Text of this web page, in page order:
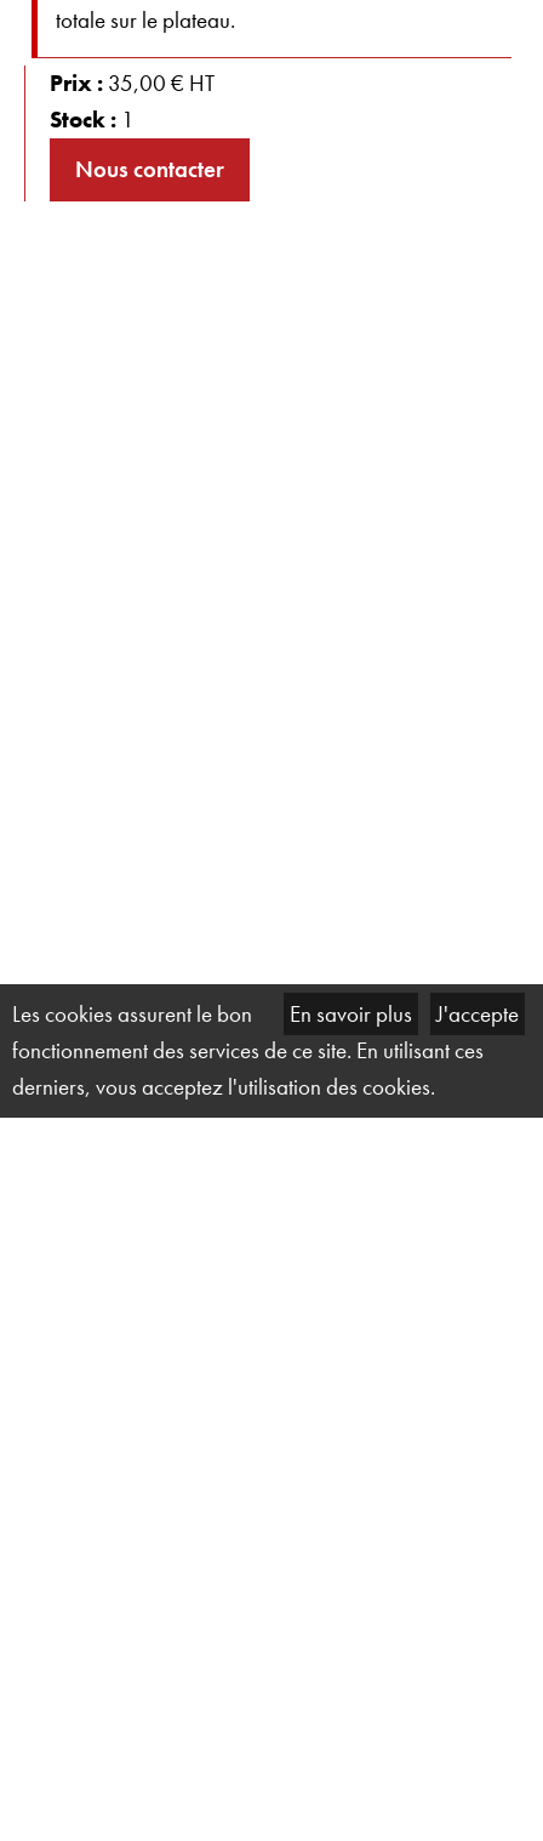
totale sur le plateau.
Prix : 35,00 € HT
Stock : 1
Nous contacter
En savoir plus J'accepte
Les cookies assurent le bon
fonctionnement des services de ce site. En utilisant ces
derniers, vous acceptez l'utilisation des cookies.